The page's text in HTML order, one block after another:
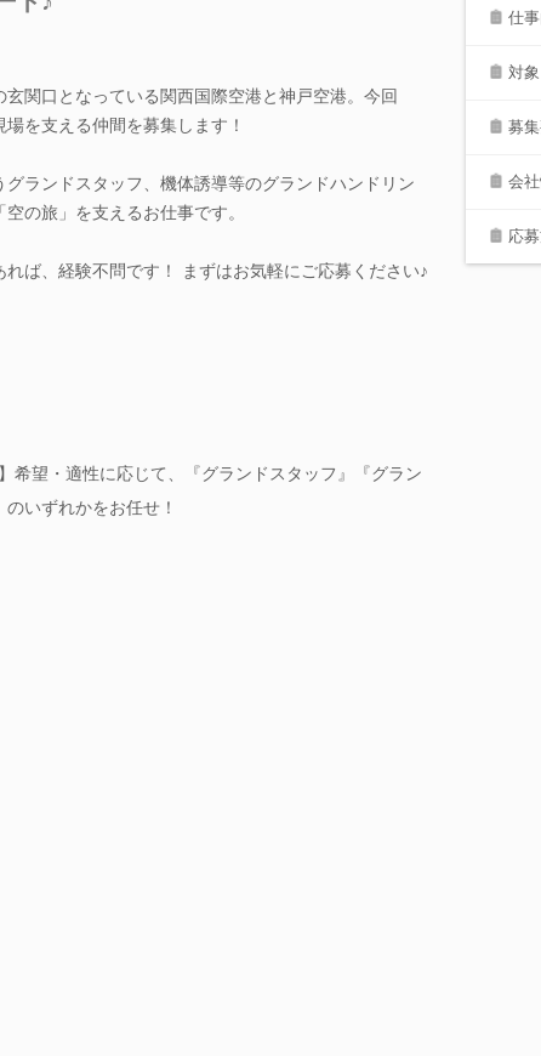
関口となっている関西国際空港と神戸空港。今回
を支える仲間を募集します！
ランドスタッフ、機体誘導等のグランドハンドリン
の旅」を支えるお仕事です。
れば、経験不問です！ まずはお気軽にご応募ください♪
希望・適性に応じて、『グランドスタッフ』『グラン
いずれかをお任せ！
仕
対
募
会
応